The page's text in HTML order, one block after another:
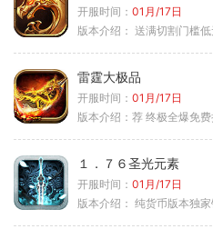
开服时间： 01月/17日
版本介绍： 送满切割门槛
雷霆大极品
开服时间： 01月/17日
版本介绍： 荐 终极全爆免
１．７６圣光元素
开服时间： 01月/17日
版本介绍： 纯货币版本独